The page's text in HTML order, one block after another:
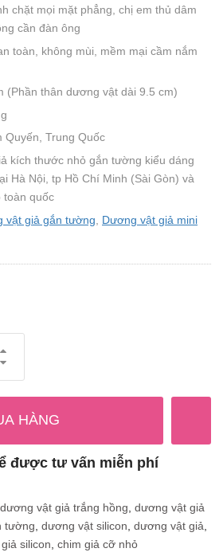
chặt mọi mặt phẳng, chị em thủ dâm
cần đàn ông
toàn, không mùi, mềm mại cầm nắm
(Phần thân dương vật dài 9.5 cm)
Quyến, Trung Quốc
kích thước nhỏ gắn tường kiểu dáng
Hà Nội, tp Hồ Chí Minh (Sài Gòn) và
toàn quốc
vật giả gắn tường
Dương vật giả mini
HÀNG
được tư vấn miễn phí
dương vật giả trắng hồng dương vật giả
tường dương vật silicon dương vật giả
silicon chim giả cỡ nhỏ